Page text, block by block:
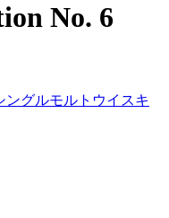
No. 6
ングルモルトウイスキ